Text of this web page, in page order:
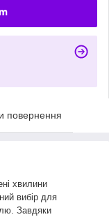
повернення
хвилини
вибір для
Завдяки